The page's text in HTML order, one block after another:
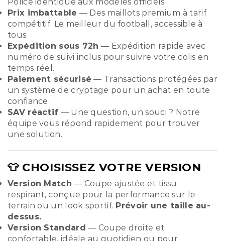
Prix imbattable — Des maillots premium à tarif
compétitif. Le meilleur du football, accessible à
tous.
Expédition sous 72h — Expédition rapide avec
numéro de suivi inclus pour suivre votre colis en
temps réel.
Paiement sécurisé — Transactions protégées par
un système de cryptage pour un achat en toute
confiance.
SAV réactif — Une question, un souci ? Notre
équipe vous répond rapidement pour trouver
une solution.
👕 CHOISISSEZ VOTRE VERSION
Version Match — Coupe ajustée et tissu
respirant, conçue pour la performance sur le
terrain ou un look sportif. Prévoir une taille au-
dessus.
Version Standard — Coupe droite et
confortable, idéale au quotidien ou pour